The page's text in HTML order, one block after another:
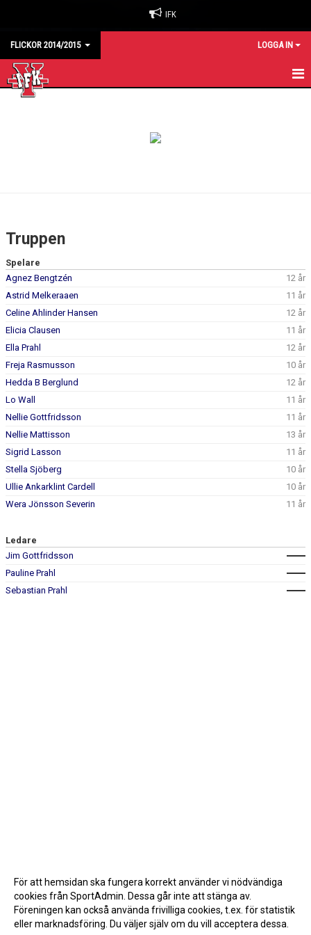
IFK
FLICKOR 2014/2015 LOGGA IN
Truppen
Spelare
Agnez Bengtzén
12 år
Astrid Melkeraaen
11 år
Celine Ahlinder Hansen
12 år
Elicia Clausen
11 år
Ella Prahl
12 år
Freja Rasmusson
10 år
Hedda B Berglund
12 år
Lo Wall
11 år
Nellie Gottfridsson
11 år
Nellie Mattisson
13 år
Sigrid Lasson
11 år
Stella Sjöberg
10 år
Ullie Ankarklint Cardell
10 år
Wera Jönsson Severin
11 år
Ledare
Jim Gottfridsson
Pauline Prahl
Sebastian Prahl
För att hemsidan ska fungera korrekt använder vi nödvändiga
cookies från SportAdmin. Dessa går inte att stänga av.
Föreningen kan också använda frivilliga cookies, t.ex. för statistik
eller marknadsföring. Du väljer själv om du vill acceptera dessa.